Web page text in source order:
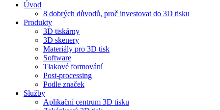
Úvod
8 dobrých důvodů, proč investovat do 3D tisku​
Produkty
3D tiskárny
3D skenery
Materiály pro 3D tisk
Software
Tlakové formování
Post-processing
Podle značek
Služby
Aplikační centrum 3D tisku